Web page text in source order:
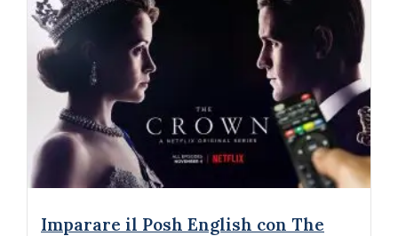
Imparare il Posh English con The